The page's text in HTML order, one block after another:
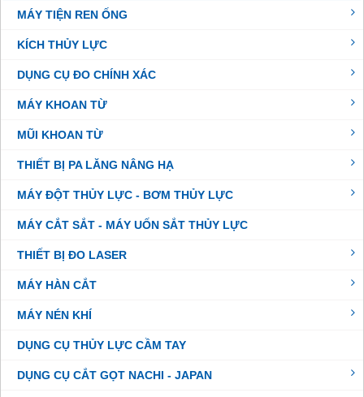
MÁY TIỆN REN ỐNG
KÍCH THỦY LỰC
DỤNG CỤ ĐO CHÍNH XÁC
MÁY KHOAN TỪ
MŨI KHOAN TỪ
THIẾT BỊ PA LĂNG NÂNG HẠ
MÁY ĐỘT THỦY LỰC - BƠM THỦY LỰC
MÁY CẮT SẮT - MÁY UỐN SẮT THỦY LỰC
THIẾT BỊ ĐO LASER
MÁY HÀN CẮT
MÁY NÉN KHÍ
DỤNG CỤ THỦY LỰC CẦM TAY
DỤNG CỤ CẮT GỌT NACHI - JAPAN